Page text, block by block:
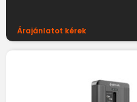
Árajánlatot kérek